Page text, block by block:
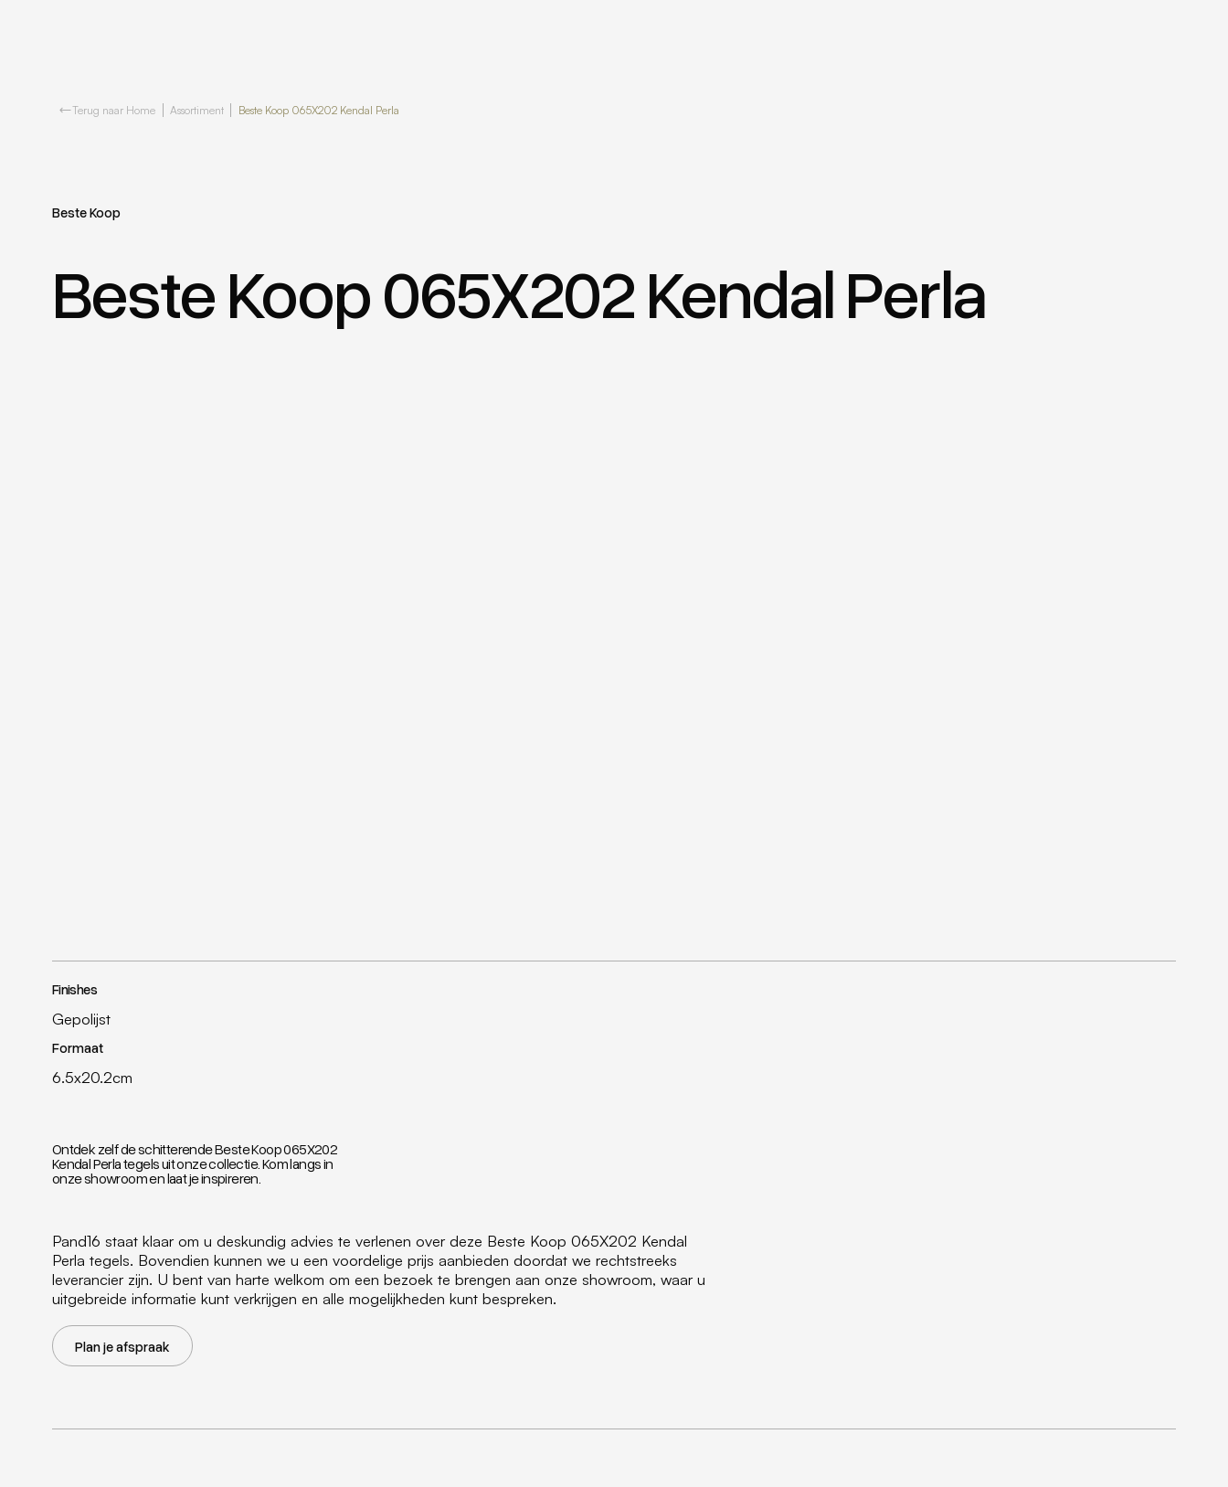
Terug naar Home Assortiment Beste Koop 065X202 Kendal Perla
Beste Koop
Beste Koop 065X202 Kendal Perla
Finishes
Gepolijst
Formaat
6.5x20.2cm
Ontdek zelf de schitterende Beste Koop 065X202
Kendal Perla tegels uit onze collectie. Kom langs in
onze showroom en laat je inspireren.
Pand16 staat klaar om u deskundig advies te verlenen over deze Beste Koop 065X202 Kendal
Perla tegels. Bovendien kunnen we u een voordelige prijs aanbieden doordat we rechtstreeks
leverancier zijn. U bent van harte welkom om een bezoek te brengen aan onze showroom, waar u
uitgebreide informatie kunt verkrijgen en alle mogelijkheden kunt bespreken.
Plan je afspraak